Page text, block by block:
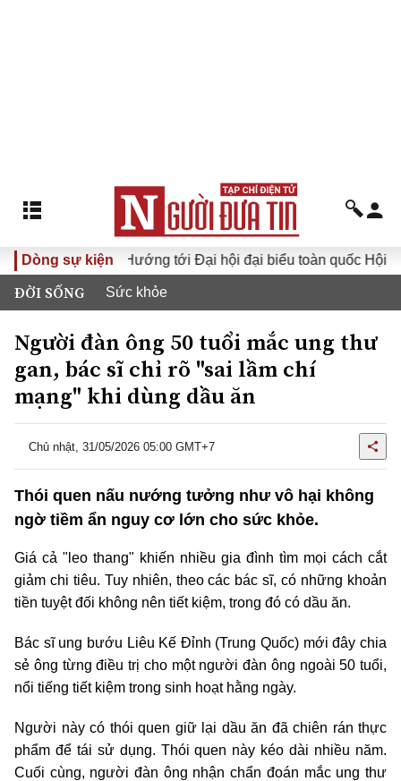
Dòng sự kiện
sống Hướng tới Đại hội đại biểu toàn quốc Hội Luật gia
ĐỜI SỐNG Sức khỏe
Người đàn ông 50 tuổi mắc ung thư
gan, bác sĩ chỉ rõ "sai lầm chí
mạng" khi dùng dầu ăn
Chủ nhật, 31/05/2026 05:00 GMT+7
Thói quen nấu nướng tưởng như vô hại không
ngờ tiềm ẩn nguy cơ lớn cho sức khỏe.
Giá cả "leo thang" khiến nhiều gia đình tìm mọi cách cắt
giảm chi tiêu. Tuy nhiên, theo các bác sĩ, có những khoản
tiền tuyệt đối không nên tiết kiệm, trong đó có dầu ăn.
Bác sĩ ung bướu Liêu Kế Đỉnh (Trung Quốc) mới đây chia
sẻ ông từng điều trị cho một người đàn ông ngoài 50 tuổi,
nổi tiếng tiết kiệm trong sinh hoạt hằng ngày.
Người này có thói quen giữ lại dầu ăn đã chiên rán thực
phẩm để tái sử dụng. Thói quen này kéo dài nhiều năm.
Cuối cùng, người đàn ông nhận chẩn đoán mắc ung thư